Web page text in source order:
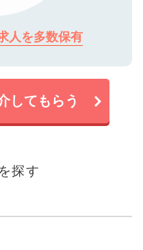
人を多数保有
してもらう
探す